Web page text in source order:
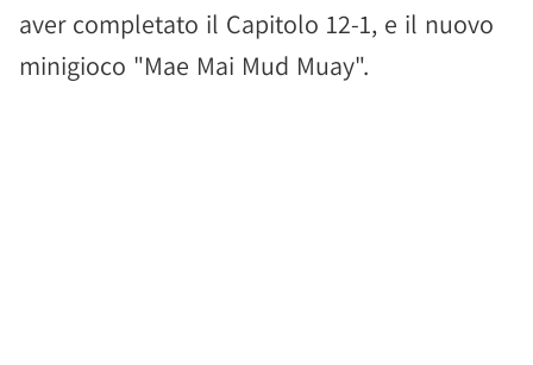
aver completato il Capitolo 12-1, e il nuovo
minigioco "Mae Mai Mud Muay".